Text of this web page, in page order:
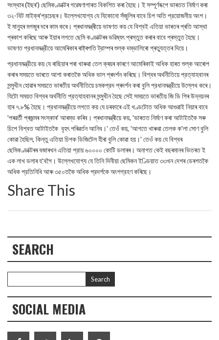
সংস্থাৰ (ইছৰ') ছেমিকণ্ডাক্টৰ গৱেষণাগাৰত বিকশিত কৰা হৈছে। ই সম্পূৰ্ণৰূপে ভাৰতত নিৰ্মাণ কৰা
৩২-বিট মাইক্ৰ'প্রচেছৰ। উল্লেখযোগ্য যে যিকোনো সঁজুলিৰ বাবে চিপ অতি প্রয়োজনীয় অংশ।
ই মানুহৰ মগজুৰ দৰে কাম কৰে। প্ৰধানমন্ত্ৰীয়ে ভাষণত কয় যে বিশ্বই এতিয়া ভাৰতৰ প্ৰতি আস্থা
প্ৰকাশ কৰিছে আৰু ইয়াৰ লগতে ছেমি কণ্ডাক্টৰৰ ভৱিষ্যৎ প্ৰস্তুত কৰাৰ বাবে প্ৰস্তুত হৈছে।
ভাষণত প্রধানমন্ত্রীয়ে আমেৰিকাৰ ৰাষ্ট্ৰপতি ট্রাম্পৰ শুল্ক দম্ভালিৰো প্ৰত্যুত্তৰ দিয়ে।
প্রধানমন্ত্রীয়ে কয় যে ৰাছিয়াৰ পৰা খাৰুৱা তেল ক্ৰয়ৰ কাৰণে আমেৰিকাই অধিক হাৰত শুল্ক আৰোপ
কৰাৰ সময়তে ভাৰতে আশা কৰাতকৈ অধিক ভাল প্ৰদৰ্শন কৰিছে। বিশ্বৰ অৰ্থনীতিয়ে প্রত্যাহবানৰ
সন্মুখীন হোৱাৰ সময়তে ভাৰতীয় অর্থনীতিয়ে চমকপ্রদ প্ৰদৰ্শন কৰা বুলি প্রধানমন্ত্রীয়ে উল্লেখ কৰে।
যিটো সময়ত বিশ্বৰ অৰ্থনীতি প্রত্যাহবানৰ সন্মুখীন হৈছে সেই সময়তে ভাৰতীয় জি ডি পিৰ উন্নয়নৰ
হাৰ ৭.৮% হৈছে। প্রধানমন্ত্রীয়ে লগতে কয় যে চৰকাৰে এই খণ্ডটোত অধিক আগুৱাই নিয়াৰ বাবে
'পৰৱৰ্তী প্ৰজন্মৰ সংস্কাৰ' আৰম্ভ কৰিব। প্ৰধানমন্ত্ৰীয়ে কয়, 'ভাৰতত নিৰ্মাণ কৰা আটাইতকৈ সৰু
চিপে বিশ্বত আটাইতকৈ বৃহৎ পৰিৱৰ্তন আনিব।' তেওঁ কয়, 'আগতে খাৰুৱা তেলক ক'লা সোণ বুলি
কোৱা হৈছিল, কিন্তু এতিয়া চিপক ডিজিটেল হীৰা বুলি কোৱা হয়।' তেওঁ কয় যে বিশ্বৰ
ছেমিকণ্ডাক্টৰৰ বজাৰখন এতিয়া প্রায় ৬০০০০ কোটি ডলাৰৰ। অনাগত কেই বছৰমানৰ ভিতৰত ই
এক লাখ ডলাৰ হ'বগৈ। উল্লেখযোগ্য যে তিনি দিনীয়া ছেমিকন ইণ্ডিয়াত ৩৩খন দেশৰ ডেৰশতকৈ
অধিক প্রতিনিধি আৰু ৩৫০তকৈ অধিক প্রদর্শকে অংশগ্রহণ কৰিছে।
Share This
SEARCH
SOCIAL MEDIA